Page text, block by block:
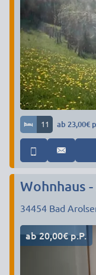
11 ab 23,00€
Wohnhaus
34454 Bad
ab 20,00€ p.P.